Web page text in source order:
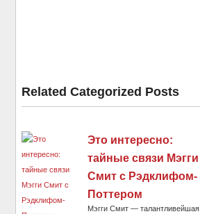
Related Categorized Posts
Это интересно:
тайные связи Мэгги
Смит с Рэдклифом-
Поттером
Мэгги Смит — талантливейшая